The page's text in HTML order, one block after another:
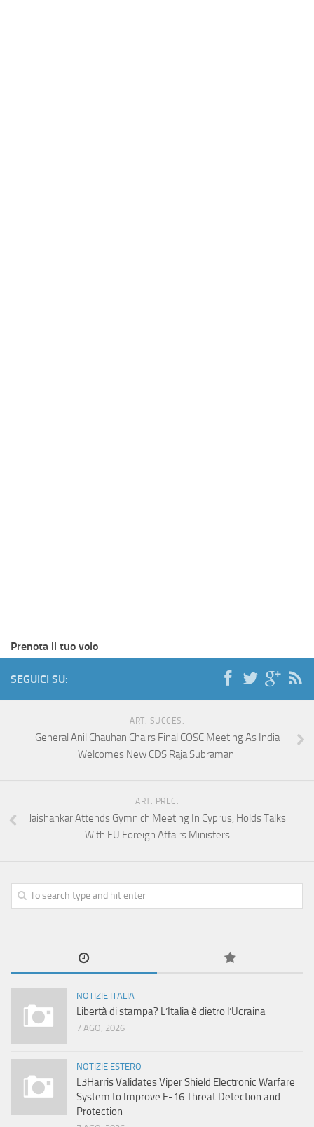
Prenota il tuo volo
SEGUICI SU:
ART. SUCCES.
General Anil Chauhan Chairs Final COSC Meeting As India
Welcomes New CDS Raja Subramani
ART. PREC.
Jaishankar Attends Gymnich Meeting In Cyprus, Holds Talks
With EU Foreign Affairs Ministers
NOTIZIE ITALIA
Libertà di stampa? L’Italia è dietro l’Ucraina
7 AGO, 2026
NOTIZIE ESTERO
L3Harris Validates Viper Shield Electronic Warfare
System to Improve F-16 Threat Detection and
Protection